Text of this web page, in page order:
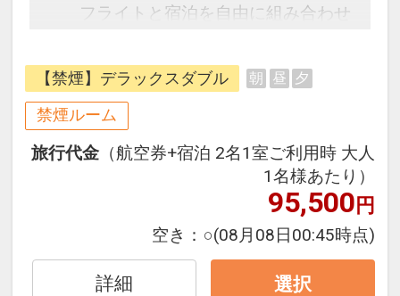
フライトと宿泊を自由に組み合わせ
ら、一都市滞在はもちろん周遊旅行
にも最適！
旅行期間中の1泊だけの宿泊や延
泊・飛び泊なども自由自在です。
フライトは、安心のJAL（または
JALグループ）確約！フライトマイ
オプションでレンタカーや現地交
約）が可能なプランもございます。
【禁煙】デラックスダブル 朝 昼 夕
禁煙ルーム
旅行代金 （航空券+宿泊 2名1室ご利用時 大人
1名様あたり）
95,500円
空き： ○(08月08日00:45時点)
詳細 選択